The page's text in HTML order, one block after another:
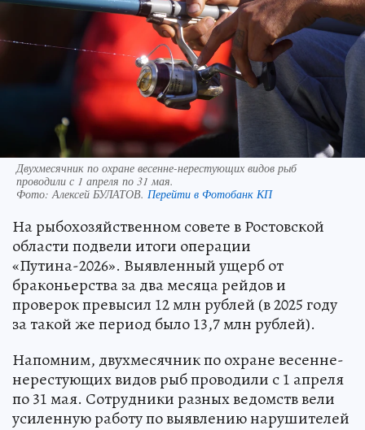
Двухмесячник по охране весенне-нерестующих видов рыб
проводили с 1 апреля по 31 мая.
Фото:Алексей БУЛАТОВ. Перейти в Фотобанк КП
На рыбохозяйственном совете в Ростовской
области подвели итоги операции
«Путина-2026». Выявленный ущерб от
браконьерства за два месяца рейдов и
проверок превысил 12 млн рублей (в 2025 году
за такой же период было 13,7 млн рублей).
Напомним, двухмесячник по охране весенне-
нерестующих видов рыб проводили с 1 апреля
по 31 мая. Сотрудники разных ведомств вели
усиленную работу по выявлению нарушителей